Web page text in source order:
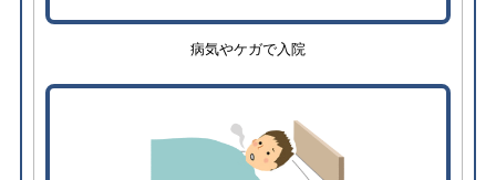
病気やケガで入院